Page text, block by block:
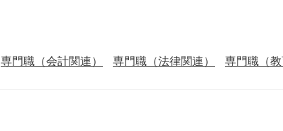
専門職（会計関連） 専門職（法律関連） 専門職（